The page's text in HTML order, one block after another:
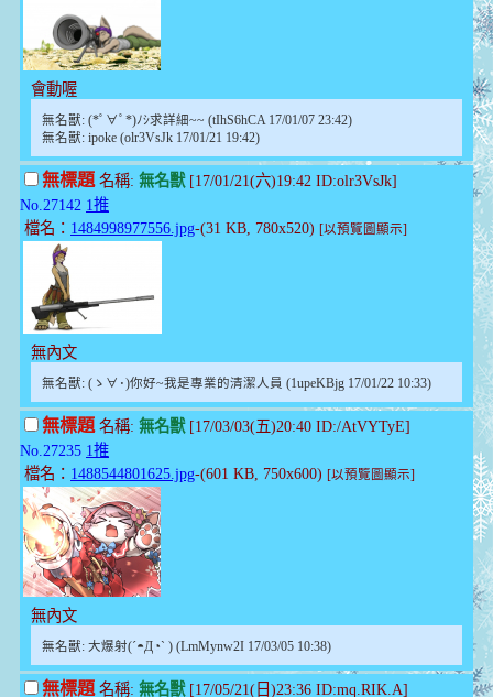
會動喔
無名獸: (*ﾟ∀ﾟ*)ﾉｼ求詳細~~ (tIhS6hCA 17/01/07 23:42)
無名獸: ipoke (olr3VsJk 17/01/21 19:42)
無標題名稱: 無名獸[17/01/21(六)19:42 ID:olr3VsJk]
No.27142 1推
檔名： 1484998977556.jpg-(31 KB, 780x520) [以預覽圖顯示]
無內文
無名獸: (ゝ∀･)你好~我是專業的清潔人員 (1upeKBjg 17/01/22 10:33)
無標題名稱: 無名獸[17/03/03(五)20:40 ID:/AtVYTyE]
No.27235 1推
檔名： 1488544801625.jpg-(601 KB, 750x600) [以預覽圖顯示]
無內文
無名獸: 大爆射(´◓Д◔` ) (LmMynw2I 17/03/05 10:38)
無標題名稱: 無名獸[17/05/21(日)23:36 ID:mq.RIK.A]